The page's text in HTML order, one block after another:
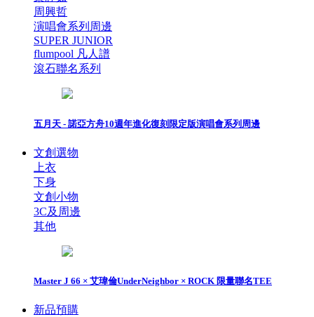
周興哲
演唱會系列周邊
SUPER JUNIOR
flumpool 凡人譜
滾石聯名系列
五月天 - 諾亞方舟10週年進化復刻限定版演唱會系列周邊
文創選物
上衣
下身
文創小物
3C及周邊
其他
Master J 66 × 艾瑋倫UnderNeighbor × ROCK 限量聯名TEE
新品預購